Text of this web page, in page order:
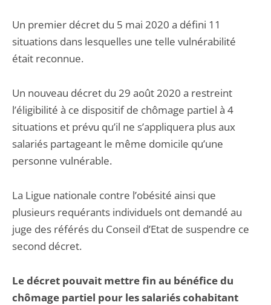
Un premier décret du 5 mai 2020 a défini 11
situations dans lesquelles une telle vulnérabilité
était reconnue.
Un nouveau décret du 29 août 2020 a restreint
l’éligibilité à ce dispositif de chômage partiel à 4
situations et prévu qu’il ne s’appliquera plus aux
salariés partageant le même domicile qu’une
personne vulnérable.
La Ligue nationale contre l’obésité ainsi que
plusieurs requérants individuels ont demandé au
juge des référés du Conseil d’Etat de suspendre ce
second décret.
Le décret pouvait mettre fin au bénéfice du
chômage partiel pour les salariés cohabitant